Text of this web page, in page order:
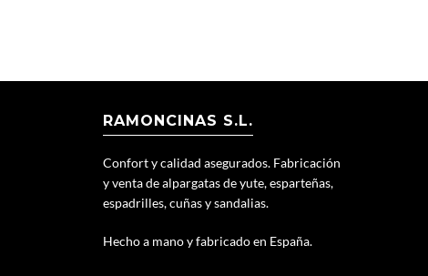
RAMONCINAS S.L.
Confort y calidad asegurados. Fabricación
y venta de alpargatas de yute, esparteñas,
espadrilles, cuñas y sandalias.
Hecho a mano y fabricado en España.